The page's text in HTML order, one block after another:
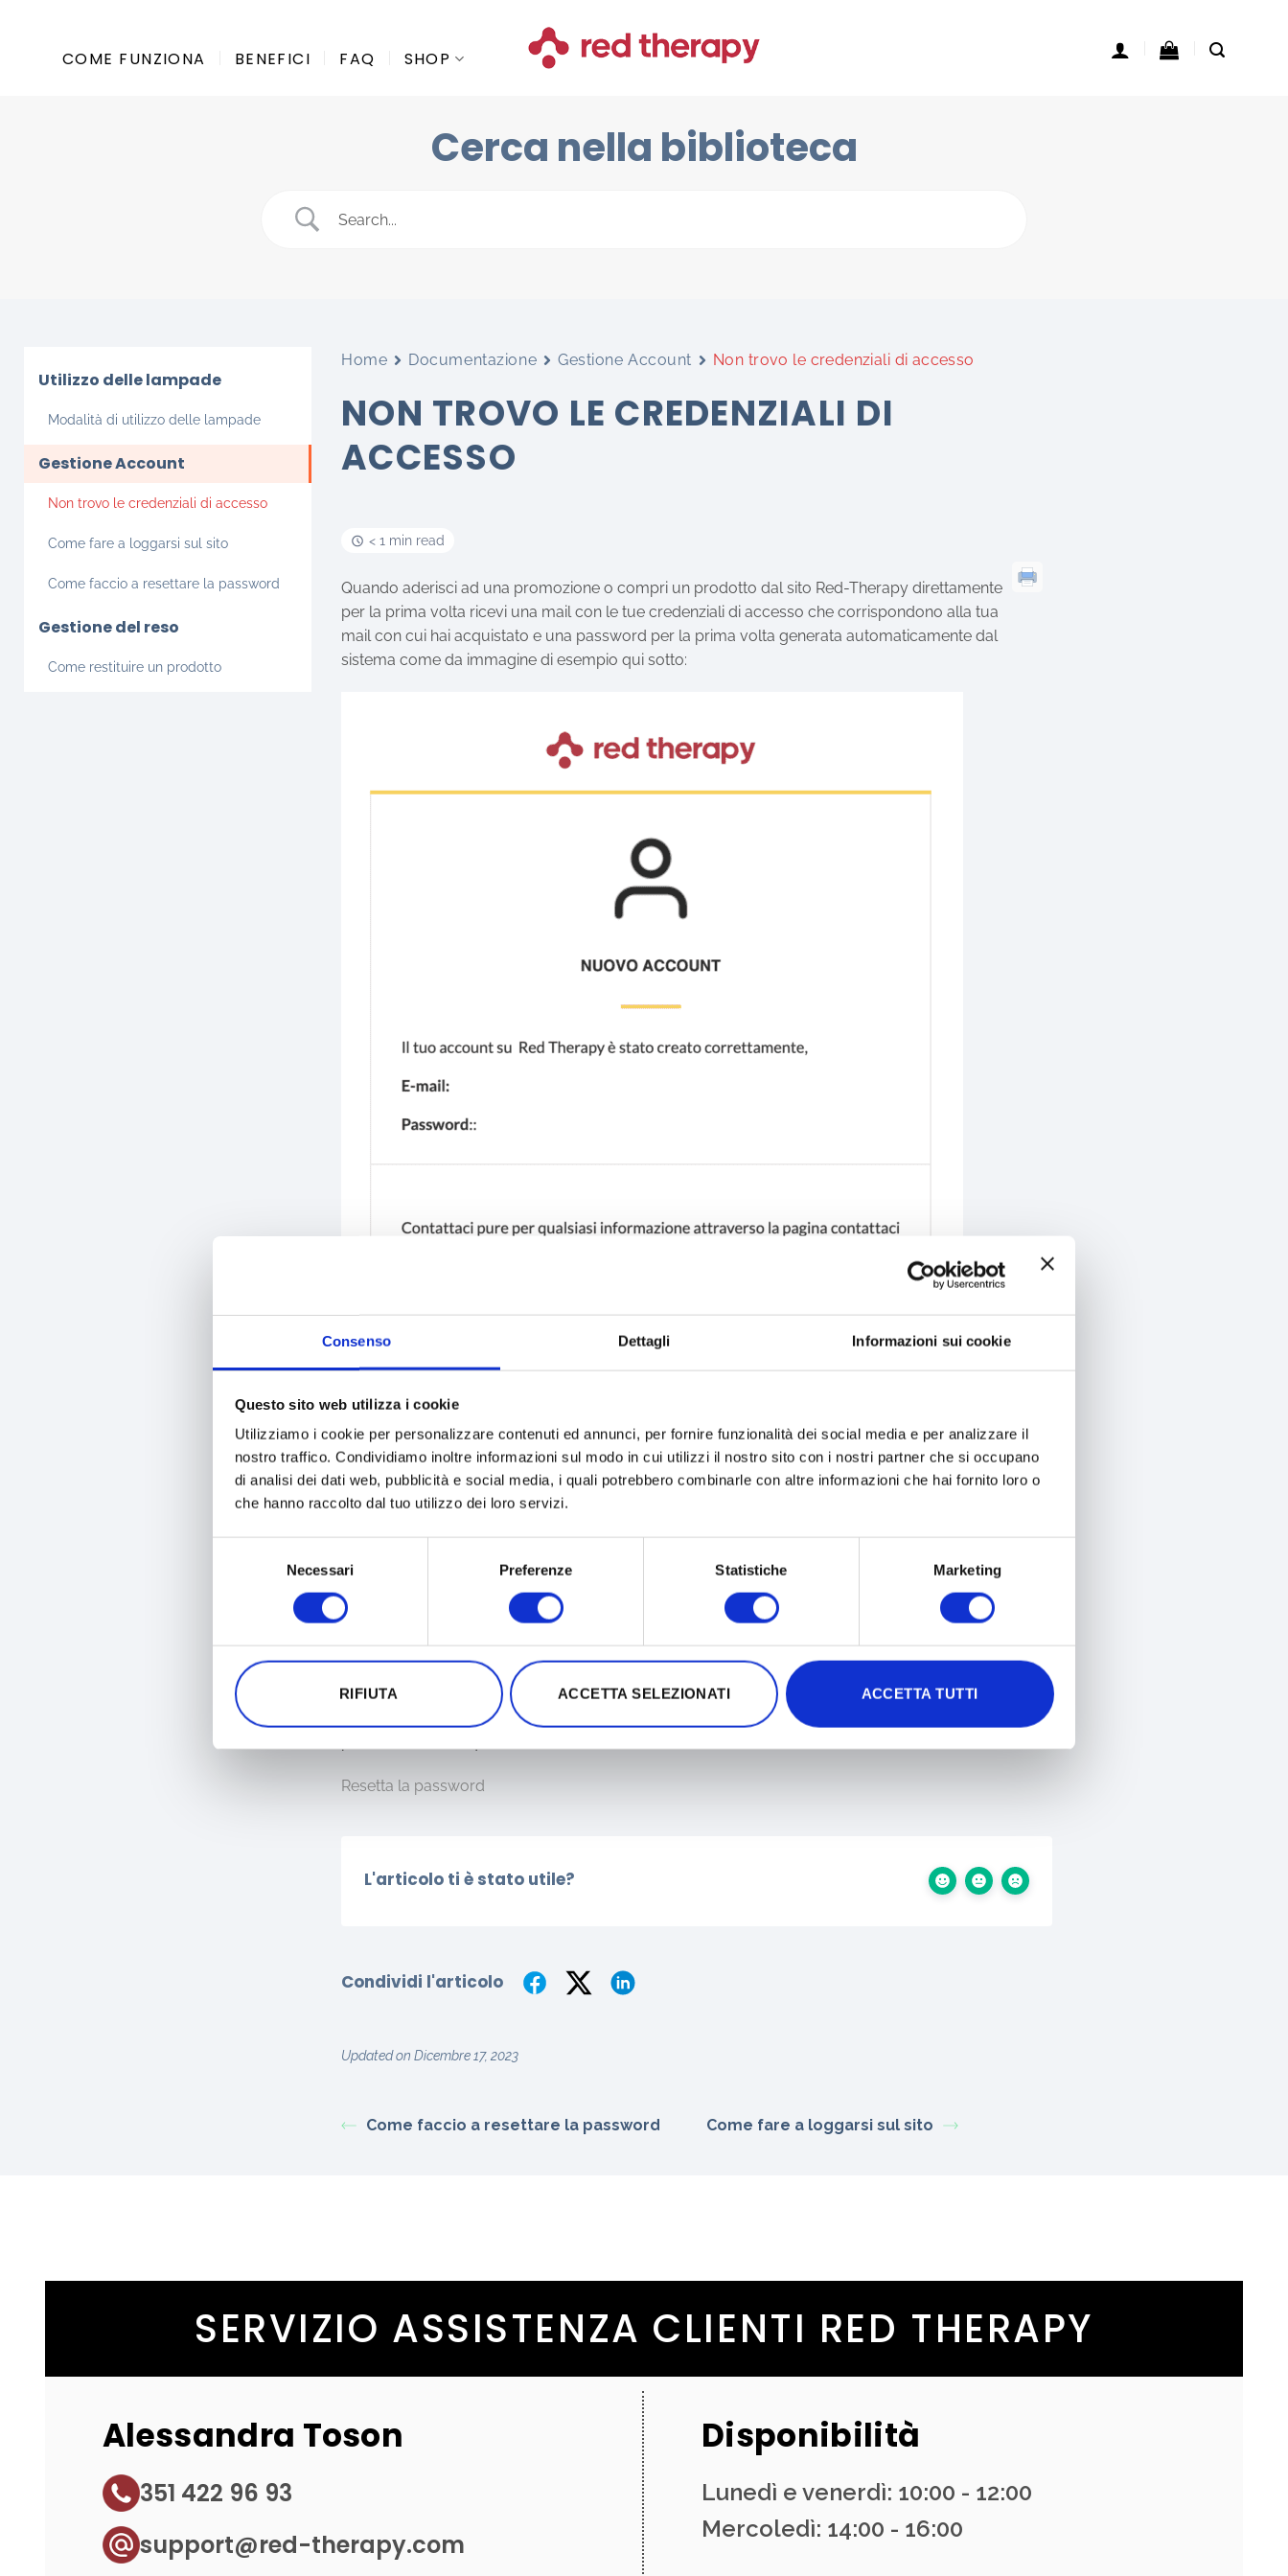
Consenso Dettagli Informazioni sui cookie
Questo sito web utilizza i cookie
Utilizziamo i cookie per personalizzare contenuti ed annunci, per fornire funzionalità dei social media e per analizzare il
nostro traffico. Condividiamo inoltre informazioni sul modo in cui utilizzi il nostro sito con i nostri partner che si occupano
di analisi dei dati web, pubblicità e social media, i quali potrebbero combinarle con altre informazioni che hai fornito loro o
che hanno raccolto dal tuo utilizzo dei loro servizi.
Necessari Preferenze Statistiche Marketing
RIFIUTA ACCETTA SELEZIONATI ACCETTA TUTTI
contenutiCOME FUNZIONA BENEFICI FAQ SHOP
Cerca nella biblioteca
Utilizzo delle lampade
Modalità di utilizzo delle lampade
Gestione Account
Non trovo le credenziali di accesso
Come fare a loggarsi sul sito
Come faccio a resettare la password
Gestione del reso
Come restituire un prodotto
Home Documentazione Gestione Account Non trovo le credenziali di accesso
NON TROVO LE CREDENZIALI DI
ACCESSO
< 1 min read
Quando aderisci ad una promozione o compri un prodotto dal sito Red-Therapy direttamente
per la prima volta ricevi una mail con le tue credenziali di accesso che corrispondono alla tua
mail con cui hai acquistato e una password per la prima volta generata automaticamente dal
sistema come da immagine di esempio qui sotto:
La prima causa per cui non trovi la mailcon le tue credenziali è cheHAI INSERITO LA MAIL IN
MANIERA ERRATA
ATTENZIONE
Se sei già cliente TOPLIFE o di un sito dello stesso network le credenziali di accesso
valgono anche per Red-Therapy e VICEVERSA
, quindi se resetti la password, la nuova password
verrà impostata anche per gli altri siti del network Toplife.
Se non la trovi e sei sicuro che la mail che hai inserito è corretta
prova a controllare nella
della tua mail, altrimenti nessun problema vai sulla pagina di recupero della
Resetta la password
L'articolo ti è stato utile?
Condividi l'articolo
Updated on Dicembre 17, 2023
Come faccio a resettare la password Come fare a loggarsi sul sito
SERVIZIO ASSISTENZA CLIENTI RED THERAPY
Alessandra Toson
351 422 96 93
support@red-therapy.com
Disponibilità
Lunedì e venerdì: 10:00 - 12:00
Mercoledì: 14:00 - 16:00